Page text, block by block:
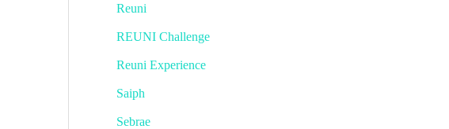
Reuni
REUNI Challenge
Reuni Experience
Saiph
Sebrae